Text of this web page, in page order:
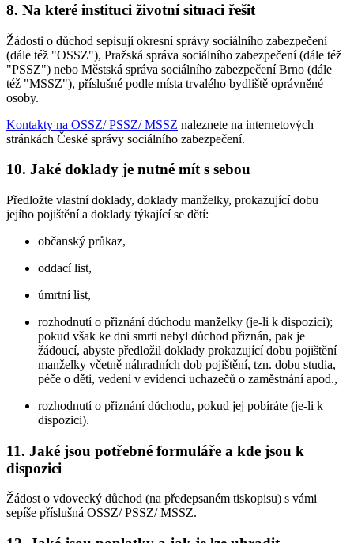
8. Na které instituci životní situaci řešit
Žádosti o důchod sepisují okresní správy sociálního zabezpečení
(dále též "OSSZ"), Pražská správa sociálního zabezpečení (dále též
"PSSZ") nebo Městská správa sociálního zabezpečení Brno (dále
též "MSSZ"), příslušné podle místa trvalého bydliště oprávněné
osoby.
Kontakty na OSSZ/ PSSZ/ MSSZ naleznete na internetových
stránkách České správy sociálního zabezpečení.
10. Jaké doklady je nutné mít s sebou
Předložte vlastní doklady, doklady manželky, prokazující dobu
jejího pojištění a doklady týkající se dětí:
občanský průkaz,
oddací list,
úmrtní list,
rozhodnutí o přiznání důchodu manželky (je-li k dispozici);
pokud však ke dni smrti nebyl důchod přiznán, pak je
žádoucí, abyste předložil doklady prokazující dobu pojištění
manželky včetně náhradních dob pojištění, tzn. dobu studia,
péče o děti, vedení v evidenci uchazečů o zaměstnání apod.,
rozhodnutí o přiznání důchodu, pokud jej pobíráte (je-li k
dispozici).
11. Jaké jsou potřebné formuláře a kde jsou k
dispozici
Žádost o vdovecký důchod (na předepsaném tiskopisu) s vámi
sepíše příslušná OSSZ/ PSSZ/ MSSZ.